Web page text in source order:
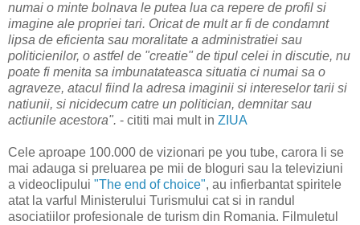
numai o minte bolnava le putea lua ca repere de profil si
imagine ale propriei tari. Oricat de mult ar fi de condamnt
lipsa de eficienta sau moralitate a administratiei sau
politicienilor, o astfel de "creatie" de tipul celei in discutie, nu
poate fi menita sa imbunatateasca situatia ci numai sa o
agraveze, atacul fiind la adresa imaginii si intereselor tarii si
natiunii, si nicidecum catre un politician, demnitar sau
actiunile acestora". - cititi mai mult in ZIUA
Cele aproape 100.000 de vizionari pe you tube, carora li se
mai adauga si preluarea pe mii de bloguri sau la televiziuni
a videoclipului "The end of choice", au infierbantat spiritele
atat la varful Ministerului Turismului cat si in randul
asociatiilor profesionale de turism din Romania. Filmuletul